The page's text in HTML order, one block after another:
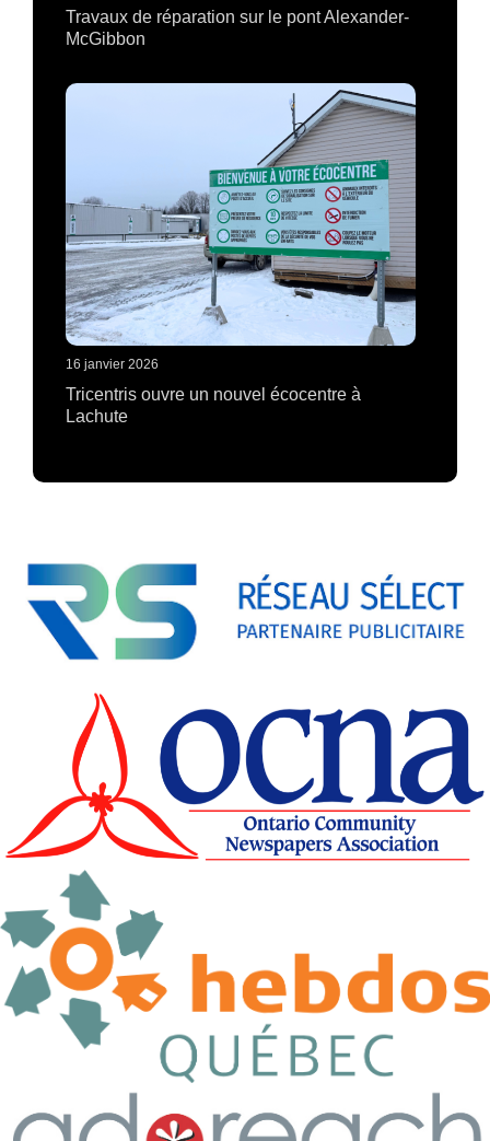
Travaux de réparation sur le pont Alexander-
McGibbon
16 janvier 2026
Tricentris ouvre un nouvel écocentre à
Lachute